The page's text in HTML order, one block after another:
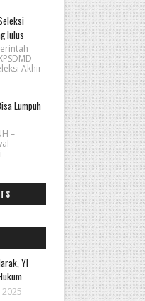
lulus
Akhir
Lumpuh
–
YI